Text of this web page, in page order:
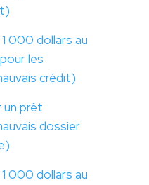
000 dollars au
les
crédit)
un prêt
dossier
000 dollars au